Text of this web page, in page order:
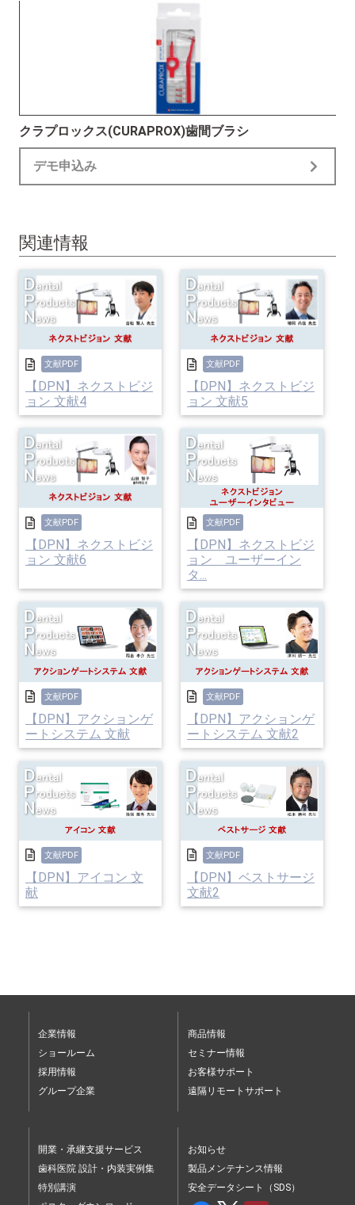
クラプロックス(CURAPROX)歯間ブラシ
デモ申込み
関連情報
文献PDF
【DPN】ネクストビジ
ョン 文献4
文献PDF
【DPN】ネクストビジ
ョン 文献5
文献PDF
【DPN】ネクストビジ
ョン 文献6
文献PDF
【DPN】ネクストビジ
ョン ユーザーイン
タ...
文献PDF
【DPN】アクションゲ
ートシステム 文献
文献PDF
【DPN】アクションゲ
ートシステム 文献2
文献PDF
【DPN】アイコン 文
献
文献PDF
【DPN】ベストサージ
文献2
企業情報
ショールーム
採用情報
グループ企業
商品情報
セミナー情報
お客様サポート
遠隔リモートサポート
開業・承継支援サービス
歯科医院 設計・内装実例集
特別講演
お知らせ
製品メンテナンス情報
安全データシート（SDS）